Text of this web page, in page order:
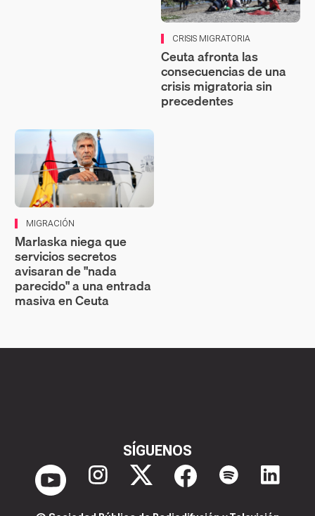
CRISIS MIGRATORIA
Ceuta afronta las
consecuencias de una
crisis migratoria sin
precedentes
MIGRACIÓN
Marlaska niega que
servicios secretos
avisaran de "nada
parecido" a una entrada
masiva en Ceuta
SÍGUENOS